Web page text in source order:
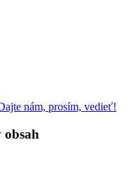
nám, prosím, vedieť!